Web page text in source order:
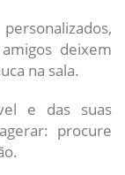
deixem
na sala.
e das suas
procure